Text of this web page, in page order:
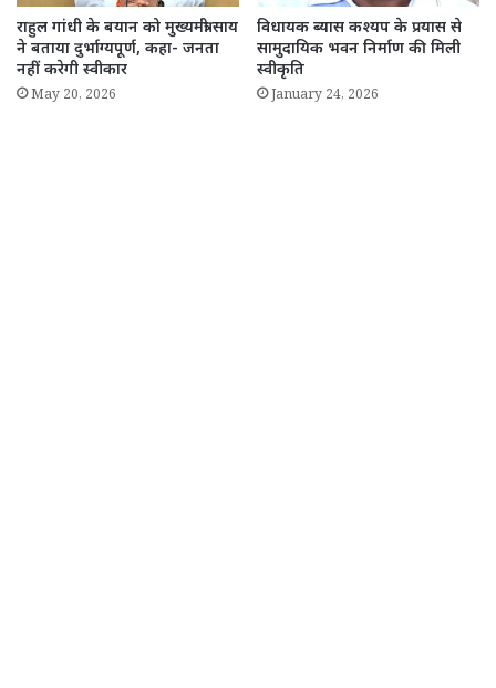
राहुल गांधी के बयान को मुख्यमंत्री साय
ने बताया दुर्भाग्यपूर्ण, कहा- जनता
नहीं करेगी स्वीकार
May 20, 2026
विधायक ब्यास कश्यप के प्रयास से
सामुदायिक भवन निर्माण की मिली
स्वीकृति
January 24, 2026